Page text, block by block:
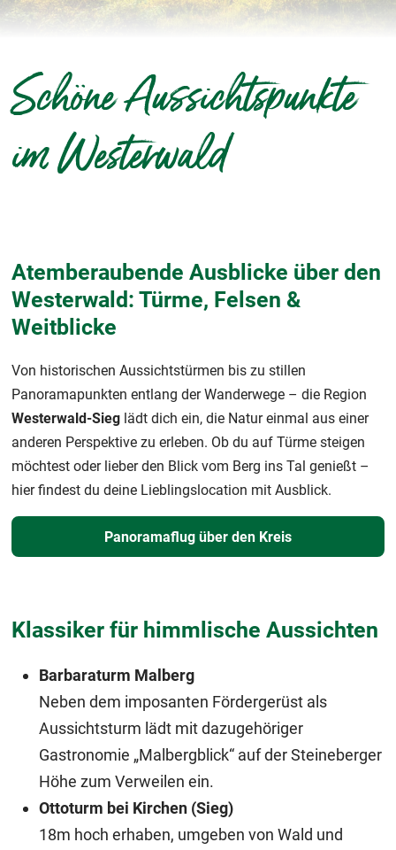
Schöne Aussichtspunkte
im Westerwald
Atemberaubende Ausblicke über den
Westerwald: Türme, Felsen &
Weitblicke
Von historischen Aussichtstürmen bis zu stillen
Panoramapunkten entlang der Wanderwege – die Region
Westerwald-Sieg lädt dich ein, die Natur einmal aus einer
anderen Perspektive zu erleben. Ob du auf Türme steigen
möchtest oder lieber den Blick vom Berg ins Tal genießt –
hier findest du deine Lieblingslocation mit Ausblick.
Panoramaflug über den Kreis
Klassiker für himmlische Aussichten
Barbaraturm Malberg
Neben dem imposanten Fördergerüst als
Aussichtsturm lädt mit dazugehöriger
Gastronomie „Malbergblick“ auf der Steineberger
Höhe zum Verweilen ein.
Ottoturm bei Kirchen (Sieg)
18m hoch erhaben, umgeben von Wald und